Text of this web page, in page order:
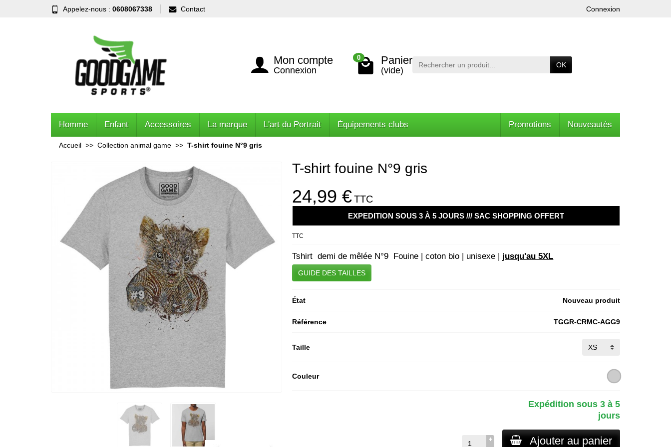
Appelez-nous : 0608067338 Contact Connexion
Mon compte
Connexion
0 Panier
(vide)
OK
Homme Enfant Accessoires La marque L'art du Portrait Équipements clubs Promotions Nouveautés
Accueil Collection animal game T-shirt fouine N°9 gris
T-shirt fouine N°9 gris
24,99 €TTC
EXPEDITION SOUS 3 À 5 JOURS /// SAC SHOPPING OFFERT
TTC
Tshirt demi de mêlée N°9 Fouine | coton bio | unisexe | jusqu'au 5XL
GUIDE DES TAILLES
État Nouveau produit
Référence TGGR-CRMC-AGG9
Taille
Couleur
Expédition sous 3 à 5
jours
Ajouter au panier